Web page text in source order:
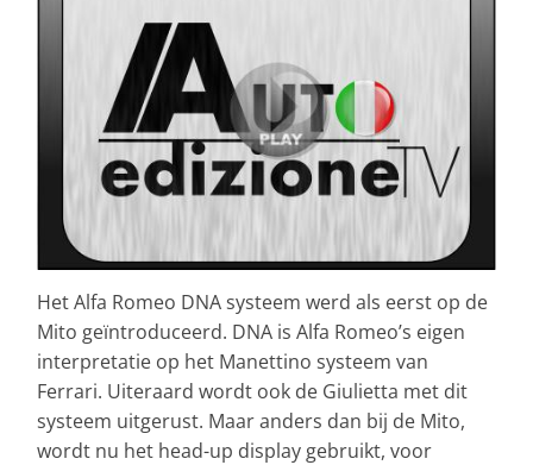
Het Alfa Romeo DNA systeem werd als eerst op de
Mito geïntroduceerd. DNA is Alfa Romeo’s eigen
interpretatie op het Manettino systeem van
Ferrari. Uiteraard wordt ook de Giulietta met dit
systeem uitgerust. Maar anders dan bij de Mito,
wordt nu het head-up display gebruikt, voor